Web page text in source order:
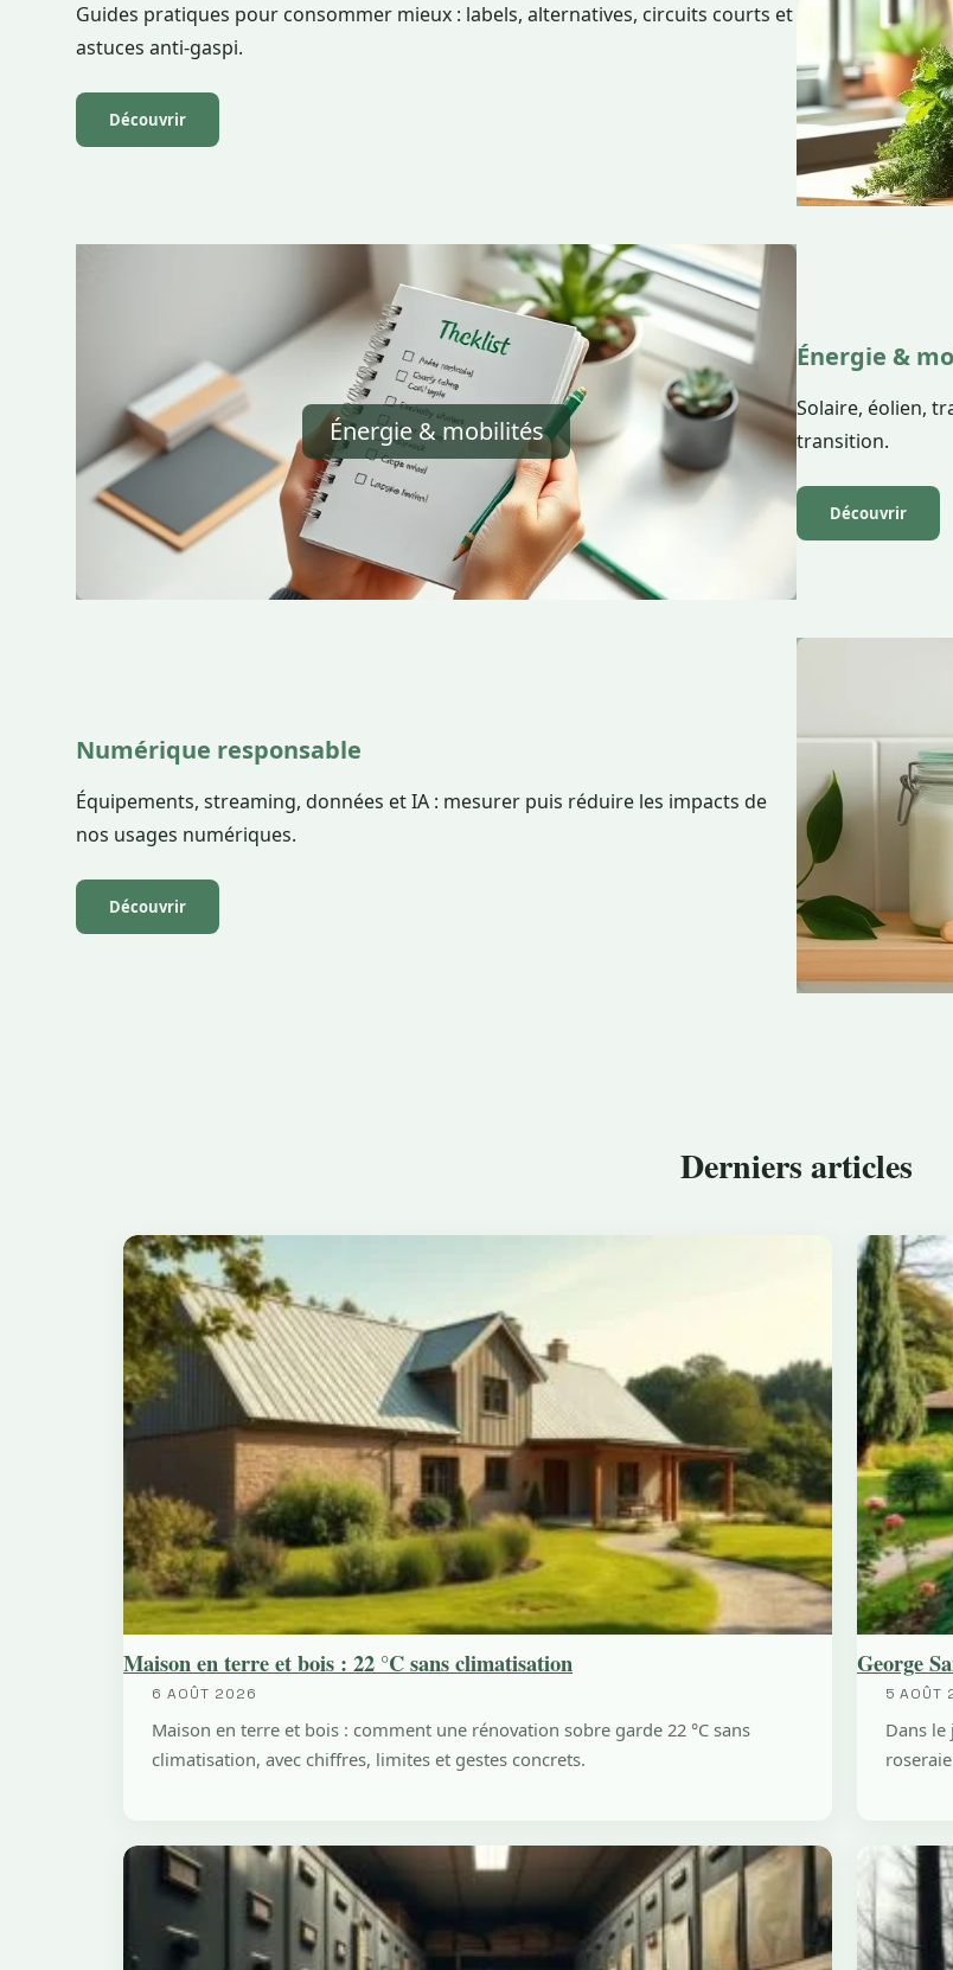
Guides pratiques pour consommer mieux : labels, alternatives, circuits courts et
astuces anti-gaspi.
Découvrir
Énergie & mobilités
Énergie &
Solaire, éolien,
transition.
Découvrir
Numérique responsable
Équipements, streaming, données et IA : mesurer puis réduire les impacts de
nos usages numériques.
Découvrir
Derniers articles
Maison en terre et bois : 22 °C sans climatisation
6 AOÛT 2026
Maison en terre et bois : comment une rénovation sobre garde 22 °C sans
climatisation, avec chiffres, limites et gestes concrets.
George
5 AOÛT
Dans